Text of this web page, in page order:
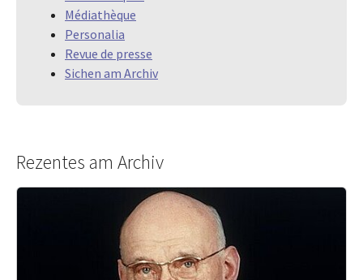
Médiathèque
Personalia
Revue de presse
Sichen am Archiv
Rezentes am Archiv